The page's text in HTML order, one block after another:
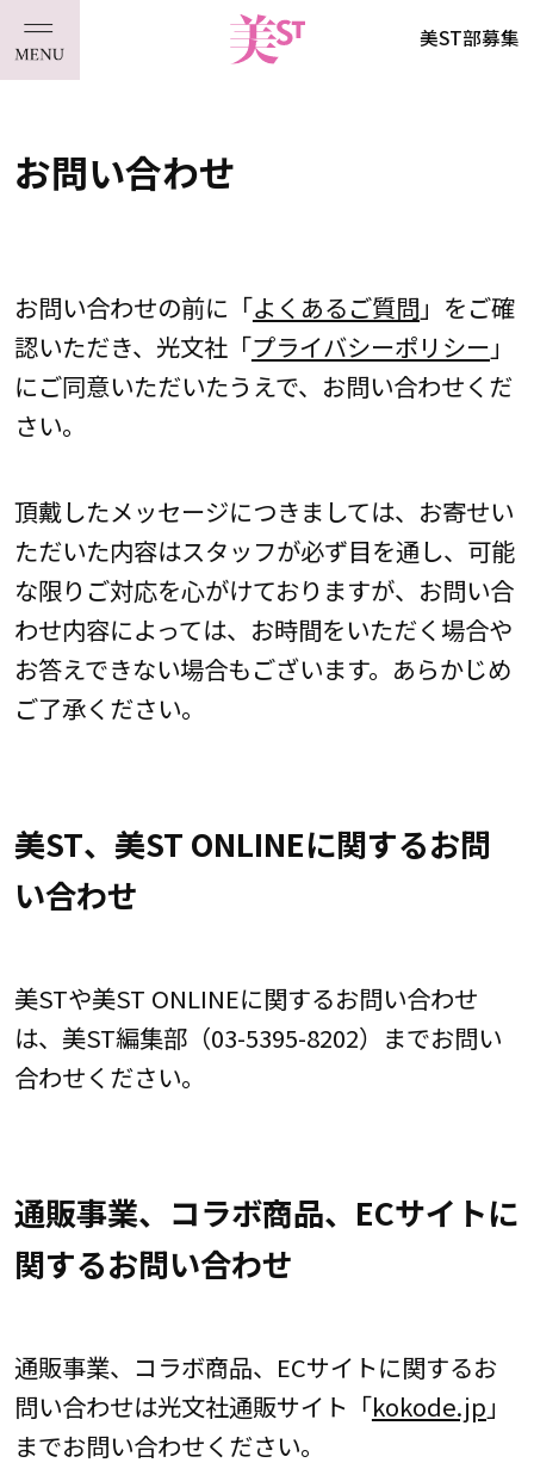
美ST部募集
お問い合わせ
お問い合わせの前に「よくあるご質問 」をご確
認いただき、光文社「プライバシーポリシー 」
にご同意いただいたうえで、お問い合わせくだ
さい。
頂戴したメッセージにつきましては、お寄せい
ただいた内容はスタッフが必ず目を通し、可能
な限りご対応を心がけておりますが、お問い合
わせ内容によっては、お時間をいただく場合や
お答えできない場合もございます。あらかじめ
ご了承ください。
美ST、美ST ONLINEに関するお問
い合わせ
美STや美ST ONLINEに関するお問い合わせ
は、美ST編集部（03-5395-8202）までお問い
合わせください。
通販事業、コラボ商品、ECサイトに
関するお問い合わせ
通販事業、コラボ商品、ECサイトに関するお
問い合わせは光文社通販サイト「kokode.jp 」
までお問い合わせください。